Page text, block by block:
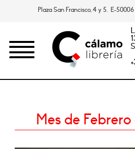
Plaza San Francisco, 4 y 5. E-
Mes de